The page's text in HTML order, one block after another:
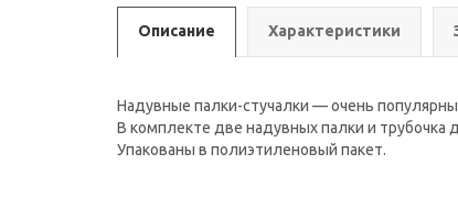
Описание Характеристики
Надувные палки-стучалки — очень
В комплекте две надувных палки и трубочка
Упакованы в полиэтиленовый пакет.